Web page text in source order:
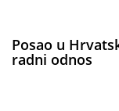
Posao u
radni odnos